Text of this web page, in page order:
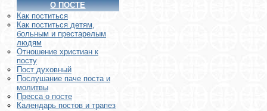
О ПОСТЕ
Как поститься
Как поститься детям,
больным и престарелым
людям
Отношение христиан к
посту
Пост духовный
Послушание паче поста и
молитвы
Пресса о посте
Календарь постов и трапез